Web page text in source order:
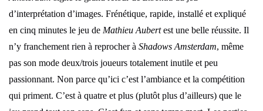
d’interprétation d’images. Frénétique, rapide, installé et expliqué
en cinq minutes le jeu de Mathieu Aubertest une belle réussite. Il
n’y franchement rien à reprocher à Shadows Amsterdam, même
pas son mode deux/trois joueurs totalement inutile et peu
passionnant. Non parce qu’ici c’est l’ambiance et la compétition
qui priment. C’est à quatre et plus (plutôt plus d’ailleurs) que le